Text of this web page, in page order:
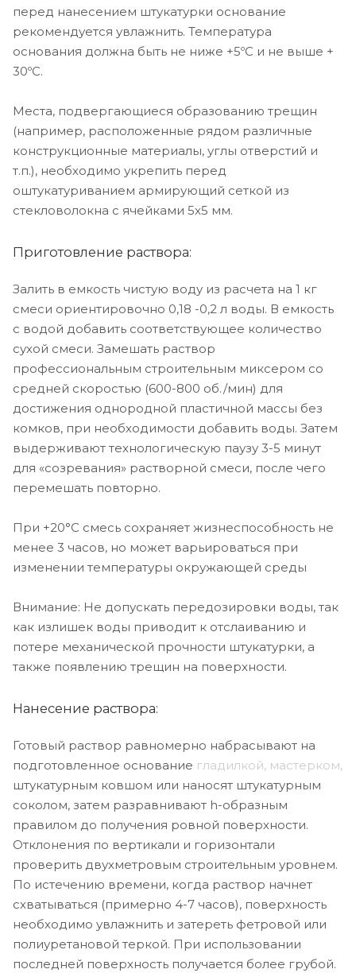
перед нанесением штукатурки основание
рекомендуется увлажнить. Температура
основания должна быть не ниже +5ºС и не выше +
30ºС.
Места, подвергающиеся образованию трещин
(например, расположенные рядом различные
конструкционные материалы, углы отверстий и
т.п.), необходимо укрепить перед
оштукатуриванием армирующий сеткой из
стекловолокна с ячейками 5x5 мм.
Приготовление раствора:
Залить в емкость чистую воду из расчета на 1 кг
смеси ориентировочно 0,18 -0,2 л воды. В емкость
с водой добавить соответствующее количество
сухой смеси. Замешать раствор
профессиональным строительным миксером со
средней скоростью (600-800 об./мин) для
достижения однородной пластичной массы без
комков, при необходимости добавить воды. Затем
выдерживают технологическую паузу 3-5 минут
для «созревания» растворной смеси, после чего
перемешать повторно.
При +20°С смесь сохраняет жизнеспособность не
менее 3 часов, но может варьироваться при
изменении температуры окружающей среды
Внимание: Не допускать передозировки воды, так
как излишек воды приводит к отслаиванию и
потере механической прочности штукатурки, а
также появлению трещин на поверхности.
Нанесение раствора:
Готовый раствор равномерно набрасывают на
подготовленное основание гладилкой, мастерком,
штукатурным ковшом или наносят штукатурным
соколом, затем разравнивают h-образным
правилом до получения ровной поверхности.
Отклонения по вертикали и горизонтали
проверить двухметровым строительным уровнем.
По истечению времени, когда раствор начнет
схватываться (примерно 4-7 часов), поверхность
необходимо увлажнить и затереть фетровой или
полиуретановой теркой. При использовании
последней поверхность получается более грубой.